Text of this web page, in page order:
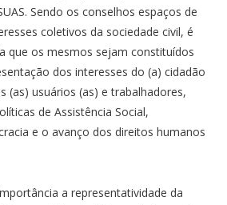
Sendo os conselhos espaços de
coletivos da sociedade civil, é
que os mesmos sejam constituídos
dos interesses do (a) cidadão
(as) usuários (as) e trabalhadores,
de Assistência Social,
e o avanço dos direitos humanos
a representatividade da